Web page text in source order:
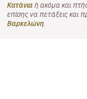
Κατάνια ή ακόμα και
επίσης να πετάξεις και
Βαρκελώνη